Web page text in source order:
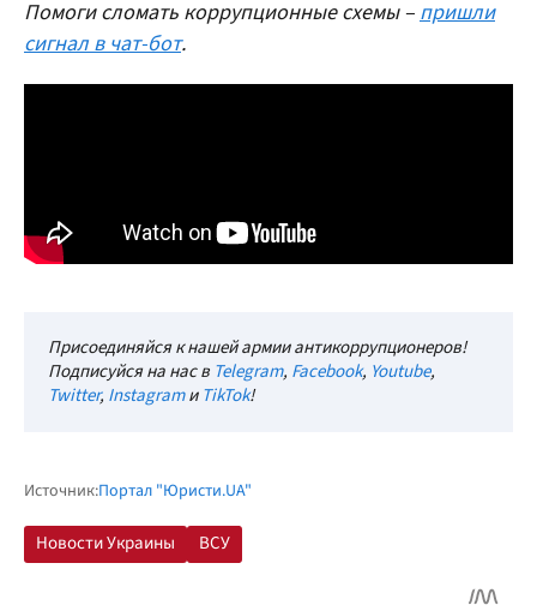
Помоги сломать коррупционные схемы –пришли
сигнал в чат-бот.
Присоединяйся к нашей армии антикоррупционеров!
Подписуйся на нас в Telegram, Facebook, Youtube,
Twitter, InstagramиTikTok!
Источник:Портал "Юристи.UA"
Новости Украины ВСУ